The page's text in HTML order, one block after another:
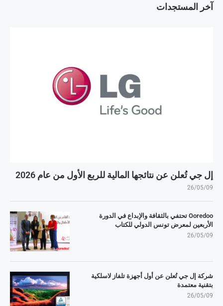
آخر المستجدات
إل جي تُعلن عن نتائجها المالية للربع الأول من عام 2026
26/05/09
Ooredoo تحتفي بالثقافة والإبداع في الدورة
الأربعين لمعرض تونس الدولي للكتاب
26/05/09
شركة إل جي تُعلن عن أول أجهزة تلفاز لاسلكية
بتقنية معتمدة
26/05/09